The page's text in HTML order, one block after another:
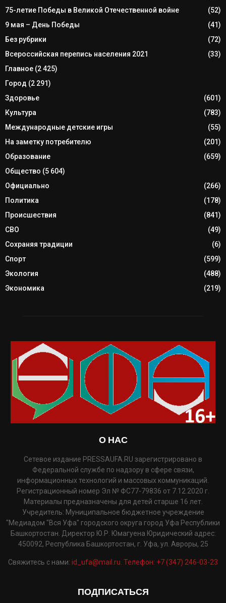
75-летие Победы в Великой Отечественной войне
(52)
9 мая – День Победы
(41)
Без рубрики
(72)
Всероссийская перепись населения 2021
(33)
Главное (2 425)
Город (2 291)
Здоровье
(601)
Культура
(783)
Международные детские игры
(55)
На заметку потребителю
(201)
Образование
(659)
Общество (5 604)
Официально
(266)
Политика
(178)
Происшествия
(841)
СВО
(49)
Сохраняя традиции
(6)
Спорт
(599)
Экология
(488)
Экономика
(219)
О НАС
Сетевое издание PRESSAUFA.RU зарегистрировано в
Федеральной службе по надзору в сфере связи,
информационных технологий и массовых коммуникаций.
Регистрационный номер Эл № ФС77-79836 от 7.12.2020 г.
Материалы предназначены для детей старше 16 лет.
Учредитель: Муниципальное бюджетное учреждение
"Медиадом "Вся Уфа" городского округа город Уфа Республики
Башкортостан. Директор Ю.Р. Юмагуена Юридический адрес:
450092, Республика Башкортостан, г. Уфа, ул. Авроры, 25
Свяжитесь с нами: id_ufa@mail.ru. Телефон: +7 (347) 246-03-23
ПОДПИСАТЬСЯ